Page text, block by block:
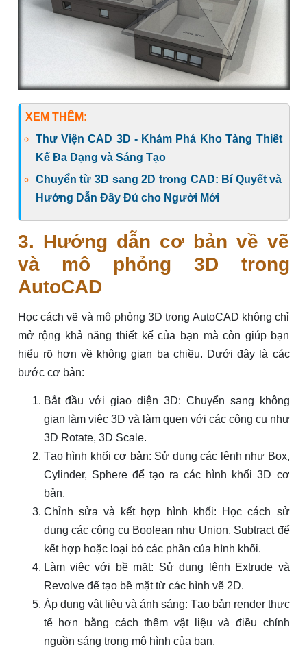
XEM THÊM:
Thư Viện CAD 3D - Khám Phá Kho Tàng Thiết
Kế Đa Dạng và Sáng Tạo
Chuyển từ 3D sang 2D trong CAD: Bí Quyết và
Hướng Dẫn Đầy Đủ cho Người Mới
3. Hướng dẫn cơ bản về vẽ
và mô phỏng 3D trong
AutoCAD
Học cách vẽ và mô phỏng 3D trong AutoCAD không chỉ
mở rộng khả năng thiết kế của bạn mà còn giúp bạn
hiểu rõ hơn về không gian ba chiều. Dưới đây là các
bước cơ bản:
Bắt đầu với giao diện 3D: Chuyển sang không
gian làm việc 3D và làm quen với các công cụ như
3D Rotate, 3D Scale.
Tạo hình khối cơ bản: Sử dụng các lệnh như Box,
Cylinder, Sphere để tạo ra các hình khối 3D cơ
bản.
Chỉnh sửa và kết hợp hình khối: Học cách sử
dụng các công cụ Boolean như Union, Subtract để
kết hợp hoặc loại bỏ các phần của hình khối.
Làm việc với bề mặt: Sử dụng lệnh Extrude và
Revolve để tạo bề mặt từ các hình vẽ 2D.
Áp dụng vật liệu và ánh sáng: Tạo bản render thực
tế hơn bằng cách thêm vật liệu và điều chỉnh
nguồn sáng trong mô hình của bạn.